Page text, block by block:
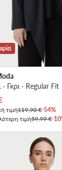
· Γκρι · Regular Fit
τιμή
τιμή119,90 €-54%
τιμή59,99 €-